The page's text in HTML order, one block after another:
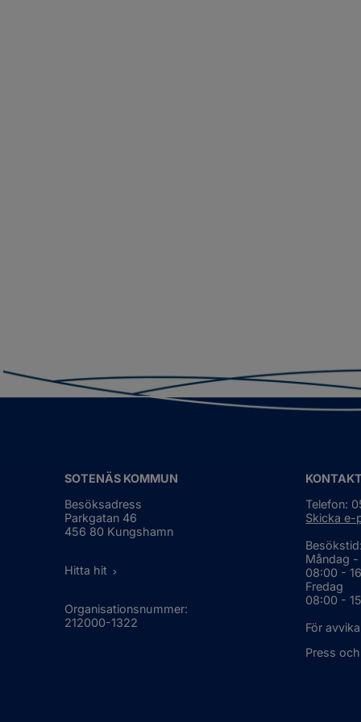
SOTENÄS KOMMUN
Besöksadress
Parkgatan 46
456 80 Kungshamn
Hitta hit
Organisationsnummer:
212000-1322
Telefon:
Skicka e-
Besökstid:
Måndag
08:00 -
Fredag
08:00 -
För
Press